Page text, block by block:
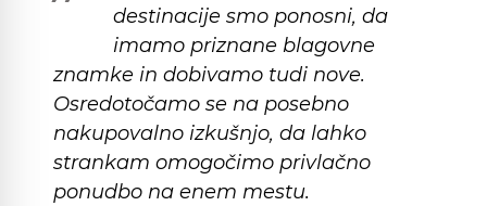
destinacije smo ponosni, da
imamo priznane blagovne
znamke in dobivamo tudi nove.
Osredotočamo se na posebno
nakupovalno izkušnjo, da lahko
strankam omogočimo privlačno
ponudbo na enem mestu.